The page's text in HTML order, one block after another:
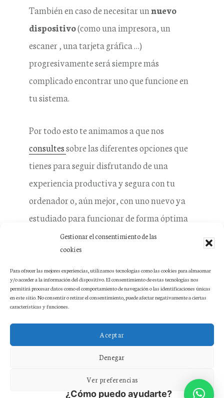
Gestionar el consentimiento de las
cookies
Para ofrecer las mejores experiencias, utilizamos tecnologías como las cookies para almacenar
y/o acceder a la información del dispositivo. El consentimiento de estas tecnologías nos
permitirá procesar datos como el comportamiento de navegación o las identificaciones únicas
en este sitio. No consentir o retirar el consentimiento, puede afectar negativamente a ciertas
características y funciones.
Aceptar
Denegar
Ver preferencias
También en caso de necesitar unnuevo
dispositivo(como una impresora, un
escaner , una tarjeta gráfica …)
progresivamente será siempre más
complicado encontrar uno que funcione en
tu sistema.
Por todo esto te animamos a que nos
consultessobre las diferentes opciones que
tienes para seguir disfrutando de una
experiencia productiva y segura con tu
ordenador o, aún mejor, con uno nuevo ya
estudiado para funcionar de forma óptima
con Windows 10.
Como siempre el examen de tu ordenador
para ayudarte a decidir cual es la mejor
forma de estar al díano tendrá ningún
¿Cómo puedo ayudarte?